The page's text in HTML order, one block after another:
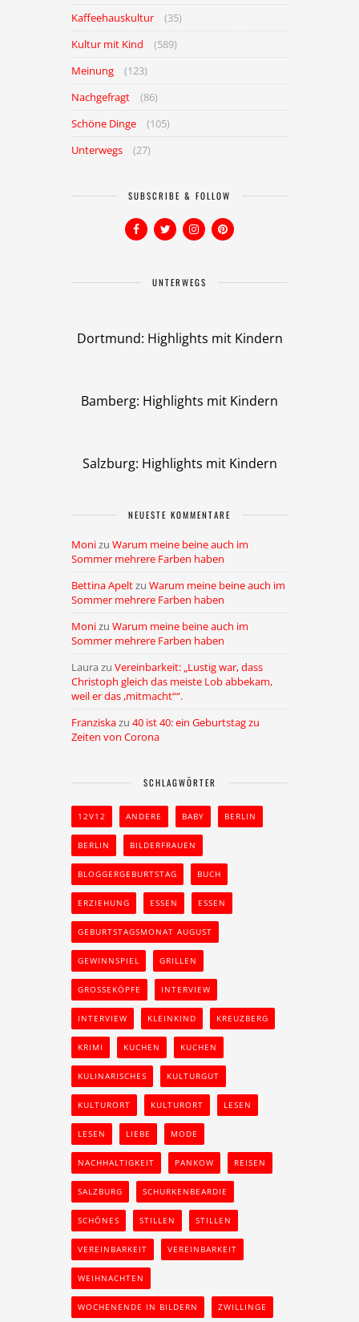
Kaffeehauskultur
(35)
Kultur mit Kind
(589)
Meinung
(123)
Nachgefragt
(86)
Schöne Dinge
(105)
Unterwegs
(27)
SUBSCRIBE & FOLLOW
UNTERWEGS
Dortmund: Highlights mit Kindern
Bamberg: Highlights mit Kindern
Salzburg: Highlights mit Kindern
NEUESTE KOMMENTARE
Monizu Warum meine beine auch im
Sommer mehrere Farben haben
Bettina Apeltzu Warum meine beine auch im
Sommer mehrere Farben haben
Monizu Warum meine beine auch im
Sommer mehrere Farben haben
Laura zu Vereinbarkeit: „Lustig war, dass
Christoph gleich das meiste Lob abbekam,
weil er das ,mitmacht““.
Franziskazu 40 ist 40: ein Geburtstag zu
Zeiten von Corona
SCHLAGWÖRTER
12V12 ANDERE BABY BERLIN
BERLIN BILDERFRAUEN
BLOGGERGEBURTSTAG BUCH
ERZIEHUNG ESSEN ESSEN
GEBURTSTAGSMONAT AUGUST
GEWINNSPIEL GRILLEN
GROSSEKÖPFE INTERVIEW
INTERVIEW KLEINKIND KREUZBERG
KRIMI KUCHEN KUCHEN
KULINARISCHES KULTURGUT
KULTURORT KULTURORT LESEN
LESEN LIEBE MODE
NACHHALTIGKEIT PANKOW REISEN
SALZBURG SCHURKENBEARDIE
SCHÖNES STILLEN STILLEN
VEREINBARKEIT VEREINBARKEIT
WEIHNACHTEN
WOCHENENDE IN BILDERN ZWILLINGE